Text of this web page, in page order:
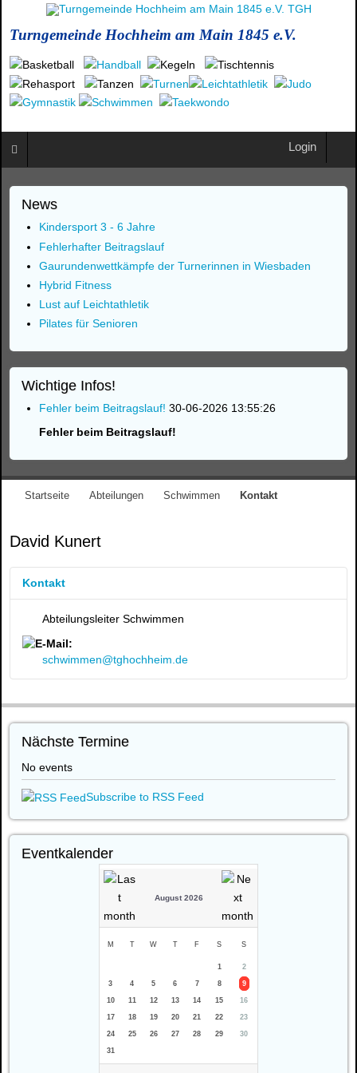
Turngemeinde Hochheim am Main 1845 e.V.
Login
News
Kindersport 3 - 6 Jahre
Fehlerhafter Beitragslauf
Gaurundenwettkämpfe der Turnerinnen in Wiesbaden
Hybrid Fitness
Lust auf Leichtathletik
Pilates für Senioren
Wichtige Infos!
Fehler beim Beitragslauf! 30-06-2026 13:55:26
Fehler beim Beitragslauf!
Startseite Abteilungen Schwimmen Kontakt
David Kunert
Kontakt
Abteilungsleiter Schwimmen
schwimmen@tghochheim.de
Nächste Termine
No events
Subscribe to RSS Feed
Eventkalender
August 2026
M T W T F S S
1 2
3 4 5 6 7 8 9
10 11 12 13 14 15 16
17 18 19 20 21 22 23
24 25 26 27 28 29 30
31